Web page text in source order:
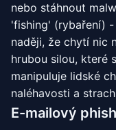
nebo stáhnout
'fishing' (rybaření)
naději, že chytí nic
hrubou silou, které
manipuluje lidské
naléhavosti a
E-mailový